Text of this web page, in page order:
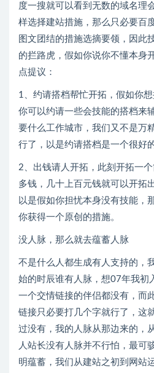
度一搜就可以看到无数的域名理
样选择建站措施，那么只必要百
图文团结的措施选摘要领，因此
的拦路虎，假如你说你不懂本身
点提议：
1、约请搭档帮忙开拓，假如你
你可以约请一些会技能的搭档来
要什么工作城市，我们又不是万
行了，以是约请搭档是一个很好
2、出钱请人开拓，此刻开拓一
多钱，几十上百元钱就可以开拓
以是假如你担忧本身没有技能，
你获得一个原创的措施。
没人脉，那么就去蕴蓄人脉
不是什么人都生成有人支持的，
始的时辰谁有人脉，想07年我初
一个交情链接的伴侣都没有，而
链接只必要打几个字就行了，这
过没有，我的人脉从那边来的，
人站长没有人脉并不行怕，最可
明蕴蓄，我们从建站之初到网站